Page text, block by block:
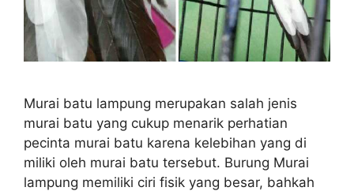
Murai batu lampung merupakan salah jenis
murai batu yang cukup menarik perhatian
pecinta murai batu karena kelebihan yang di
miliki oleh murai batu tersebut. Burung Murai
lampung memiliki ciri fisik yang besar, bahkah